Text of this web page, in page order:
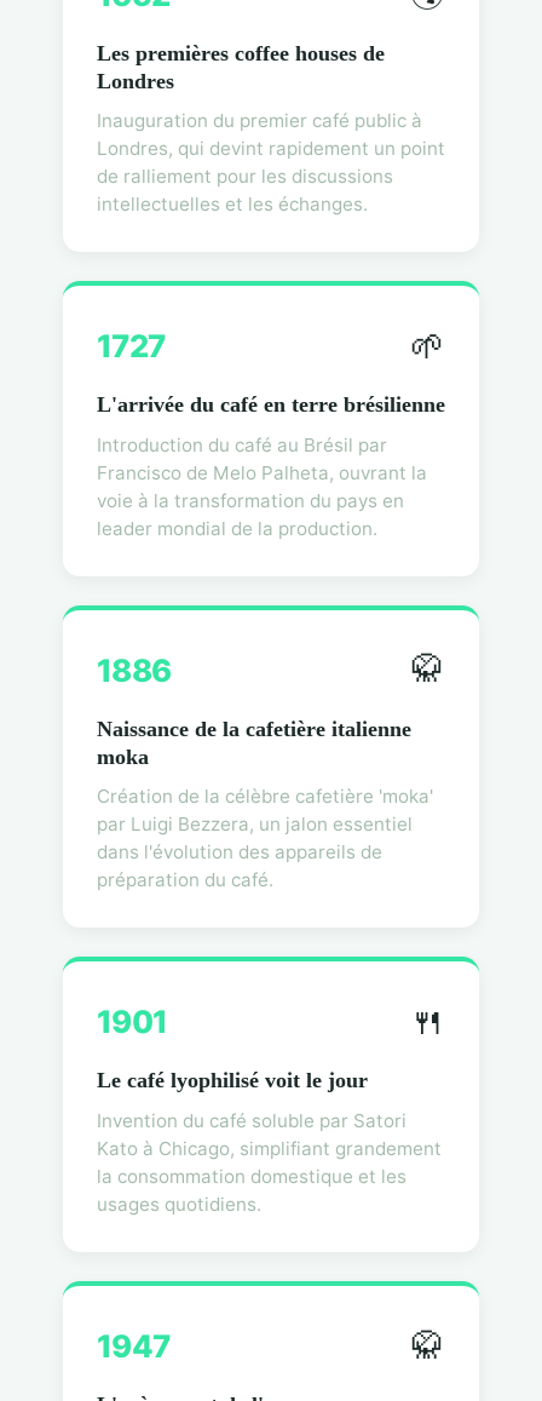
Les premières coffee houses de
Londres
Inauguration du premier café public à
Londres, qui devint rapidement un point
de ralliement pour les discussions
intellectuelles et les échanges.
1727 🌱
L'arrivée du café en terre brésilienne
Introduction du café au Brésil par
Francisco de Melo Palheta, ouvrant la
voie à la transformation du pays en
leader mondial de la production.
1886 🥋
Naissance de la cafetière italienne
moka
Création de la célèbre cafetière 'moka'
par Luigi Bezzera, un jalon essentiel
dans l'évolution des appareils de
préparation du café.
1901 🍴
Le café lyophilisé voit le jour
Invention du café soluble par Satori
Kato à Chicago, simplifiant grandement
la consommation domestique et les
usages quotidiens.
1947 🥋